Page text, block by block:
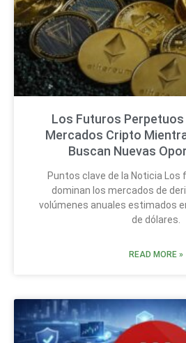
Los Futuros Perpetuos
Mercados Cripto
Buscan Nuevas
Puntos clave de la Noticia
dominan los mercados de
volúmenes anuales estimados
de dólares.
READ MORE »